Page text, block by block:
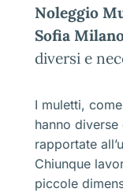
Noleggio
Sofia
diversi e
I muletti,
hanno
rapportate
Chiunque
piccole